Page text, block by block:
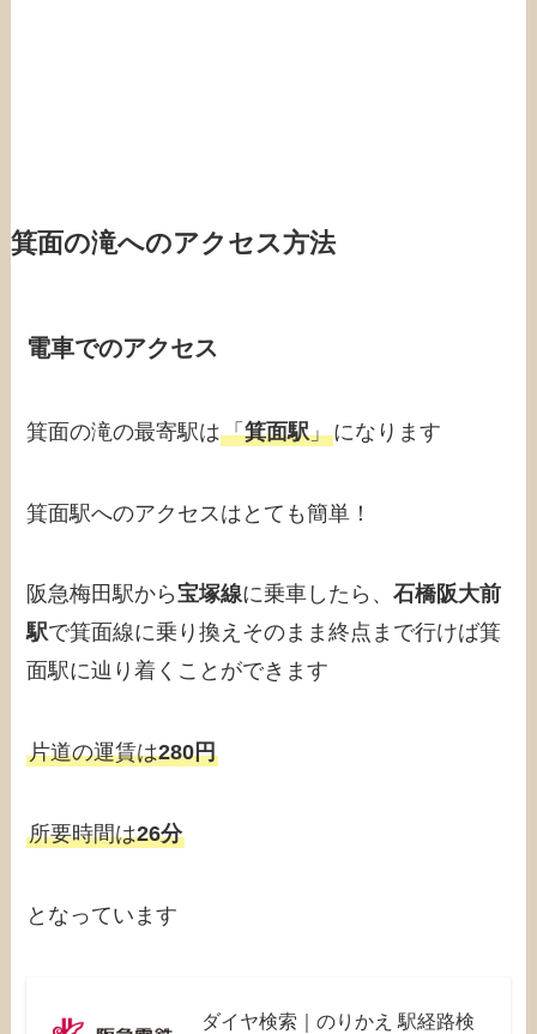
箕面の滝へのアクセス方法
電車でのアクセス
箕面の滝の最寄駅は「箕面駅」になります
箕面駅へのアクセスはとても簡単！
阪急梅田駅から宝塚線に乗車したら、石橋阪大前
駅で箕面線に乗り換えそのまま終点まで行けば箕
面駅に辿り着くことができます
片道の運賃は280円
所要時間は26分
となっています
ダイヤ検索｜のりかえ 駅経路検